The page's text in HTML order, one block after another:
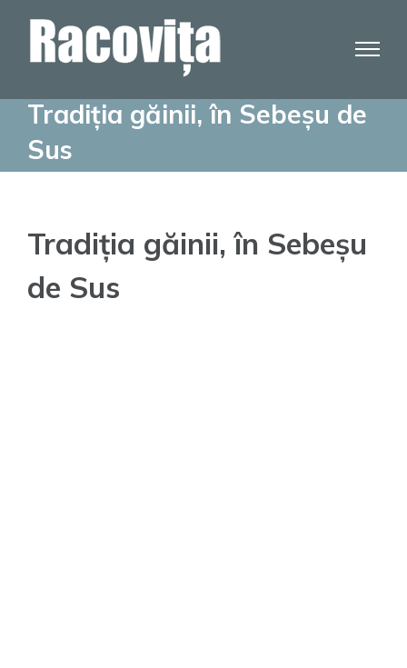
Tradiția găinii, în Sebeșu de
Sus
Tradiția găinii, în Sebeșu
de Sus